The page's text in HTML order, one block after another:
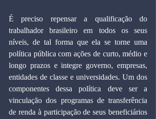
É preciso repensar a qualificação do
trabalhador brasileiro em todos os seus
níveis, de tal forma que ela se torne uma
política pública com ações de curto, médio e
longo prazos e integre governo, empresas,
entidades de classe e universidades. Um dos
componentes dessa política deve ser a
vinculação dos programas de transferência
de renda à participação de seus beneficiários